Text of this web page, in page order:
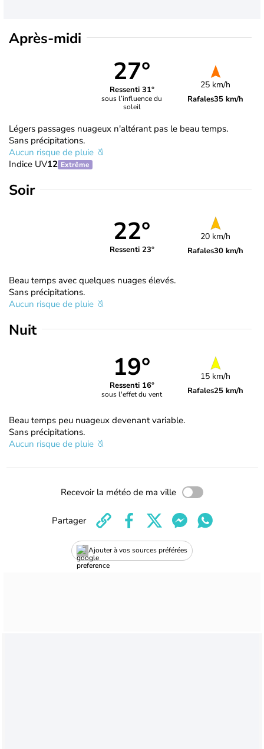
Après-midi
27°
Ressenti 31°
sous l’influence du
soleil
25 km/h
Rafales35 km/h
Légers passages nuageux n'altérant pas le beau temps.
Sans précipitations.
Aucun risque de pluie
Indice UV12 Extrême
Soir
22°
Ressenti 23°
20 km/h
Rafales30 km/h
Beau temps avec quelques nuages élevés.
Sans précipitations.
Aucun risque de pluie
Nuit
19°
Ressenti 16°
sous l'effet du vent
15 km/h
Rafales25 km/h
Beau temps peu nuageux devenant variable.
Sans précipitations.
Aucun risque de pluie
Recevoir la météo de ma ville
Ajouter à vos sources préférées
Partager